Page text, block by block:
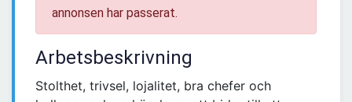
annonsen har passerat.
Arbetsbeskrivning
Stolthet, trivsel, lojalitet, bra chefer och